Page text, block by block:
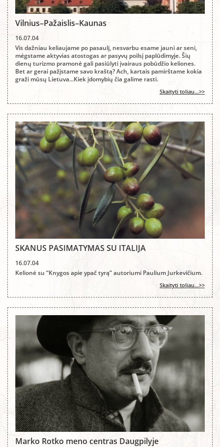
Vilnius–Pažaislis–Kaunas
16.07.04
Vis dažniau keliaujame po pasaulį, nesvarbu esame jauni ar seni,
mėgstame aktyvias atostogas ar pasyvų poilsį paplūdimyje. Šių
dienų turizmo pramonė gali pasiūlyti įvairaus pobūdžio keliones.
Bet ar gerai pažįstame savo kraštą? Ach, kartais pamirštame kokia
graži mūsų Lietuva...Kiek įdomybių čia galime rasti.
Skaityti toliau...>>
SKANUS PASIMATYMAS SU ITALIJA
16.07.04
Kelionė su “Knygos apie ypač tyrą” autoriumi Paulium Jurkevičium.
Skaityti toliau...>>
Marko Rotko meno centras Daugpilyje